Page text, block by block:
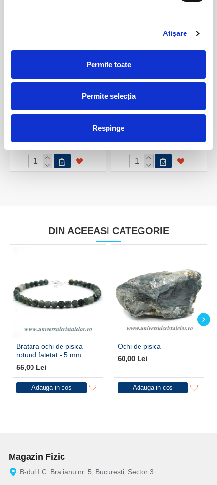
Afişare
Permite toate
Permite selecția
Respinge
Ochi de pisica piatra rulata
10,00 Lei
60,00 Lei
DIN ACEEASI CATEGORIE
Bratara ochi de pisica
rotund fatetat - 5 mm
55,00 Lei
Adauga in cos
Ochi de pisica
60,00 Lei
Adauga in cos
Magazin Fizic
B-dul I.C. Bratianu nr. 5, Bucuresti, Sector 3